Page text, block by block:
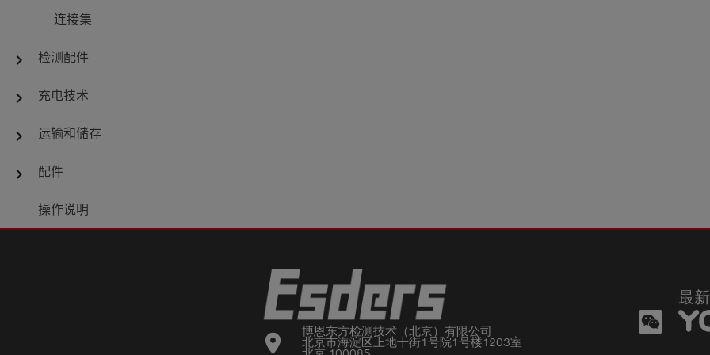
连接集
chevron_right 检测配件
chevron_right 充电技术
chevron_right 运输和储存
chevron_right 配件
操作说明
location_on
博恩东方检测技术（北京）有限公司
北京市海淀区上地十街1号院1号楼1203室
最